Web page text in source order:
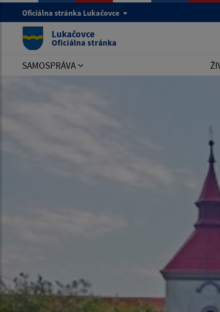
Oficiálna stránka Lukačovce
Lukačovce
Oficiálna stránka
SAMOSPRÁVA